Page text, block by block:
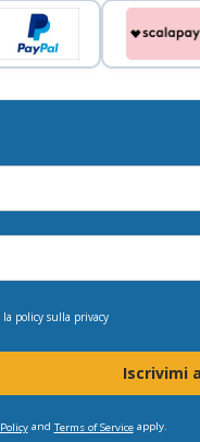
policy sulla privacy
Iscrivimi
and Terms of Serviceapply.